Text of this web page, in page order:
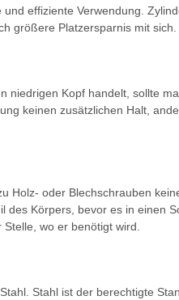
effiziente Verwendung.
größere Platzersparnis mit sich.
niedrigen Kopf handelt, sollte
keinen zusätzlichen Halt,
Holz- oder Blechschrauben
Körpers, bevor es in einen
wo er benötigt wird.
Stahl ist der berechtigte